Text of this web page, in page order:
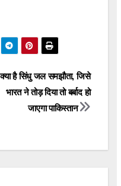
क्या है सिंधु जल समझौता, जिसे
भारत ने तोड़ दिया तो बर्बाद हो
जाएगा पाकिस्तान